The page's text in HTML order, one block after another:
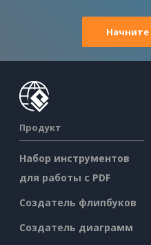
Начните
Продукт
Набор инструментов
для работы с PDF
Создатель флипбуков
Создатель диаграмм